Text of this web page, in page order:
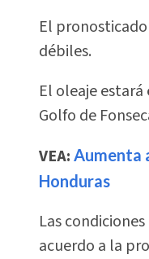
El
débiles.
El oleaje estará
Golfo de
VEA: Aumenta
Honduras
Las
acuerdo a la